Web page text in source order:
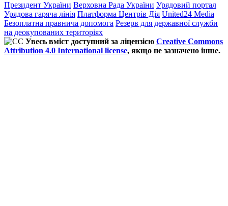
Президент України Верховна Рада України Урядовий портал
Урядова гаряча лінія Платформа Центрів Дія United24 Media
Безоплатна правнича допомога Резерв для державної служби
на деокупованих територіях
Увесь вміст доступний за ліцензією Creative Commons
Attribution 4.0 International license, якщо не зазначено інше.